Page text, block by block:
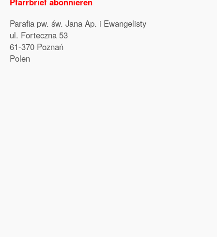
Parafia pw. św. Jana Ap. i Ewangelisty
ul. Forteczna 53
61-370 Poznań
Polen